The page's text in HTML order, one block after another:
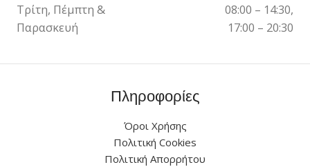
Τρίτη, Πέμπτη &
Παρασκευή
08:00 – 14:30,
17:00 – 20:30
Πληροφορίες
Όροι Χρήσης
Πολιτική Cookies
Πολιτική Απορρήτου